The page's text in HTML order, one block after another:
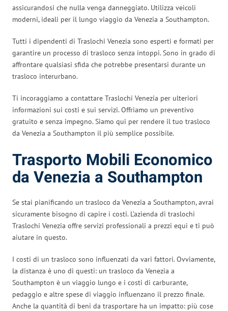
assicurandosi che nulla venga danneggiato. Utilizza veicoli
moderni, ideali per il lungo viaggio da Venezia a Southampton.
Tutti i dipendenti di Traslochi Venezia sono esperti e formati per
garantire un processo di trasloco senza intoppi. Sono in grado di
affrontare qualsiasi sfida che potrebbe presentarsi durante un
trasloco interurbano.
Ti incoraggiamo a contattare Traslochi Venezia per ulteriori
informazioni sui costi e sui servizi. Offriamo un preventivo
gratuito e senza impegno. Siamo qui per rendere il tuo trasloco
da Venezia a Southampton il più semplice possibile.
Trasporto Mobili Economico
da Venezia a Southampton
Se stai pianificando un trasloco da Venezia a Southampton, avrai
sicuramente bisogno di capire i costi. L’azienda di traslochi
Traslochi Venezia offre servizi professionali a prezzi equi e ti può
aiutare in questo.
I costi di un trasloco sono influenzati da vari fattori. Ovviamente,
la distanza è uno di questi: un trasloco da Venezia a
Southampton è un viaggio lungo e i costi di carburante,
pedaggio e altre spese di viaggio influenzano il prezzo finale.
Anche la quantità di beni da trasportare ha un impatto: più cose